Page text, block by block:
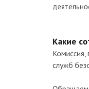
Какие
Комиссия,
служб